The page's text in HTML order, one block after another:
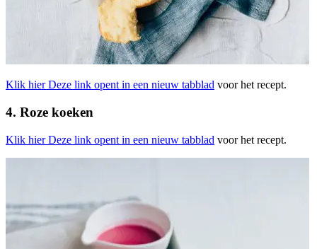
Klik hierDeze link opent in een nieuw tabblad voor het recept.
4. Roze koeken
Klik hierDeze link opent in een nieuw tabblad voor het recept.